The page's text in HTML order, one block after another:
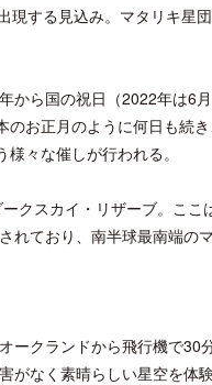
現する見込み。マタリキ星
から国の祝日（2022年は6
のお正月のように何日も続
々な催しが行われる。
クスカイ・リザーブ。ここ
れており、南半球最南端の
ークランドから飛行機で30
がなく素晴らしい星空を体